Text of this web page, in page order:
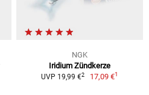
NGK
Iridium Zündkerze
UVP 19,99 €2 17,09 €1